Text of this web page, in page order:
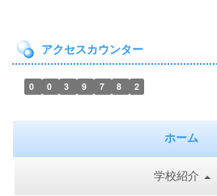
アクセスカウンター
0 0 3 9 7 8 2
ホーム
学校紹介